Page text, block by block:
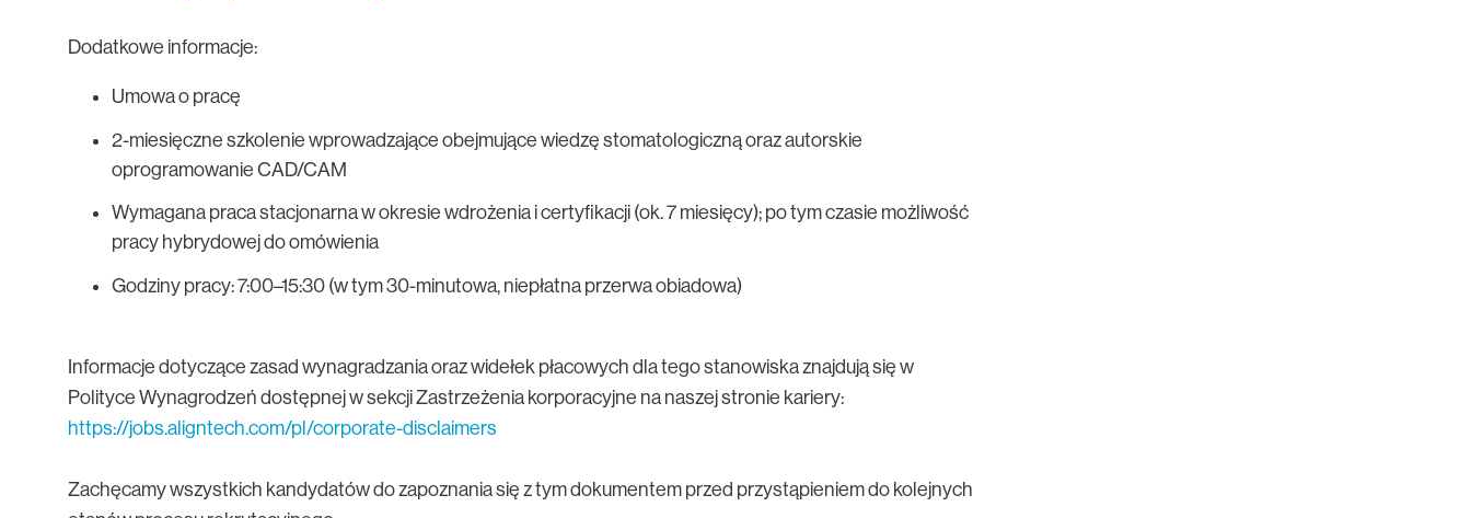
Dodatkowe informacje:
Umowa o pracę
2-miesięczne szkolenie wprowadzające obejmujące wiedzę stomatologiczną oraz autorskie
oprogramowanie CAD/CAM
Wymagana praca stacjonarna w okresie wdrożenia i certyfikacji (ok. 7 miesięcy); po tym czasie możliwość
pracy hybrydowej do omówienia
Godziny pracy: 7:00–15:30 (w tym 30-minutowa, niepłatna przerwa obiadowa)
Informacje dotyczące zasad wynagradzania oraz widełek płacowych dla tego stanowiska znajdują się w
Polityce Wynagrodzeń dostępnej w sekcji Zastrzeżenia korporacyjne na naszej stronie kariery:
https://jobs.aligntech.com/pl/corporate-disclaimers
Zachęcamy wszystkich kandydatów do zapoznania się z tym dokumentem przed przystąpieniem do kolejnych